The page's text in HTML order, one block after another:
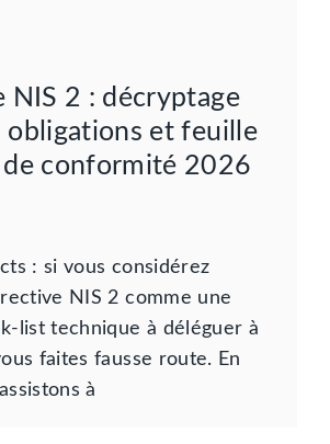
NIS 2 : décryptage
obligations et feuille
conformité 2026
: si vous considérez
NIS 2 comme une
list technique à déléguer à
faites fausse route. En
à